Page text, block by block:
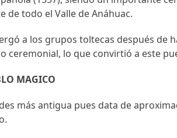
de todo el Valle de Anáhuac.
a los grupos toltecas después de
lo que convirtió a este
MAGICO
más antigua pues data de